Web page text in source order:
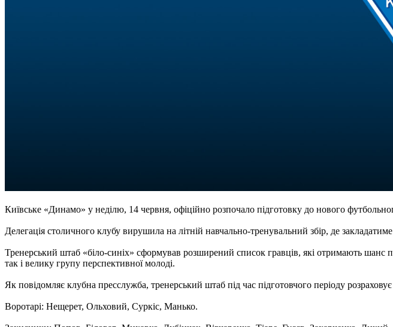
Київське «Динамо» у неділю, 14 червня, офіційно розпочало підготовку до нового
Делегація столичного клубу вирушила на літній навчально-тренувальний збір, де
Тренерський штаб «біло-синіх» сформував розширений список гравців, які отримають шанс
так і велику групу перспективної молоді.
Як повідомляє клубна пресслужба, тренерський штаб під час підготовчого періоду
Воротарі: Нещерет, Ольховий, Суркіс, Манько.